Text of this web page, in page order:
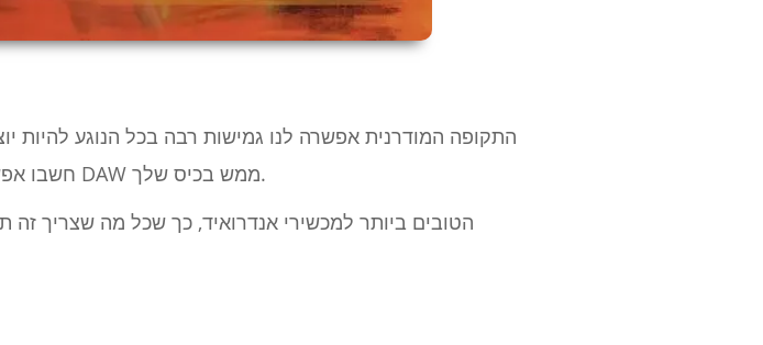
התקופה המודרנית אפשרה לנו גמישות רבה בכל הנוגע להיות
חשבו אפשריות. ואם אתה מפיק מוזיקה, זה אומר שאתה יכול להחזיק DAW ממש בכיס שלך.